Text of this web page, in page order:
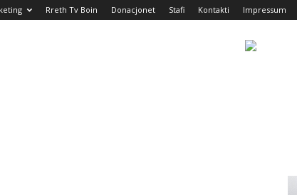
Rreth Tv Boin Donacjonet Stafi Kontakti Impressum